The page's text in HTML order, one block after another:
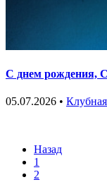
С днем рождения,
05.07.2026 •
Назад
1
2